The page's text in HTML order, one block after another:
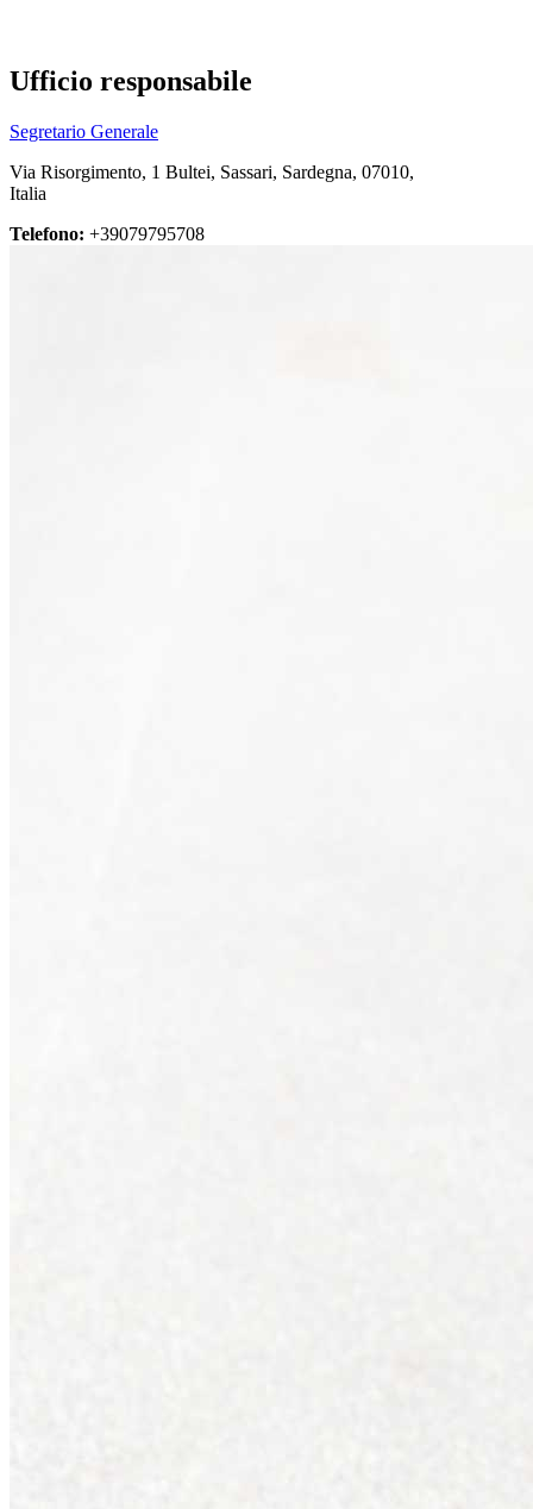
Ufficio responsabile
Segretario Generale
Via Risorgimento, 1 Bultei, Sassari, Sardegna, 07010,
Italia
Telefono: +39079795708